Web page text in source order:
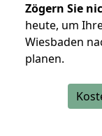
Zögern Sie
heute, um
Wiesbaden
planen.